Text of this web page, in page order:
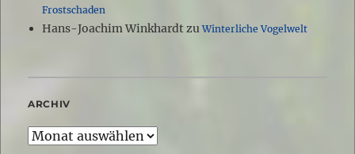
Frostschaden
Hans-Joachim WinkhardtzuWinterliche Vogelwelt
ARCHIV
Archiv